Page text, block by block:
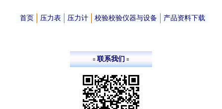
首页 压力表 压力计 校验校验仪器与设备 产品资料下载
≡ 联系我们 ≡